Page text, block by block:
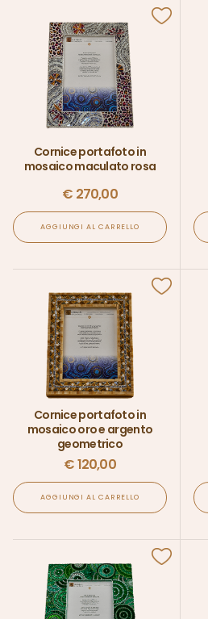
Cornice portafoto in
mosaico maculato rosa
€ 270,00
AGGIUNGI AL CARRELLO
Cornice portafoto in
mosaico oro e argento
geometrico
€120,00
AGGIUNGI AL CARRELLO